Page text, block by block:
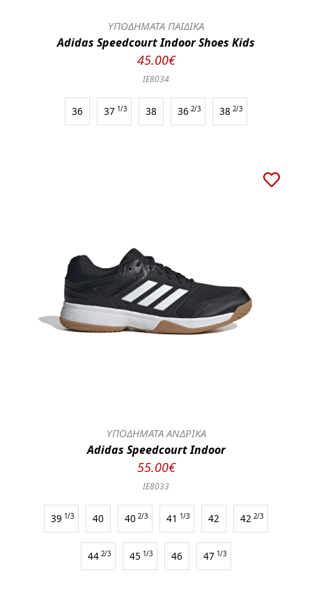
ΥΠΟΔΗΜΑΤΑ ΠΑΙΔΙΚΑ
Adidas Speedcourt Indoor Shoes Kids
45.00€
IE8034
36 37 1/3 38 36 2/3 38 2/3
ΥΠΟΔΗΜΑΤΑ ΑΝΔΡΙΚΑ
Adidas Speedcourt Indoor
55.00€
IE8033
39 1/3 40 40 2/3 41 1/3 42 42 2/3
44 2/3 45 1/3 46 47 1/3